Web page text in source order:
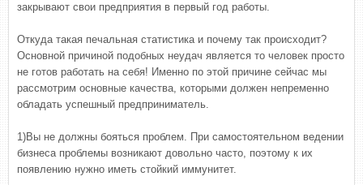
закрывают свои предприятия в первый год работы.
Откуда такая печальная статистика и почему так происходит?
Основной причиной подобных неудач является то человек просто
не готов работать на себя! Именно по этой причине сейчас мы
рассмотрим основные качества, которыми должен непременно
обладать успешный предприниматель.
1)Вы не должны бояться проблем. При самостоятельном ведении
бизнеса проблемы возникают довольно часто, поэтому к их
появлению нужно иметь стойкий иммунитет.